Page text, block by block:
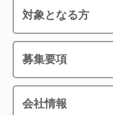
対象となる方
募集要項
会社情報